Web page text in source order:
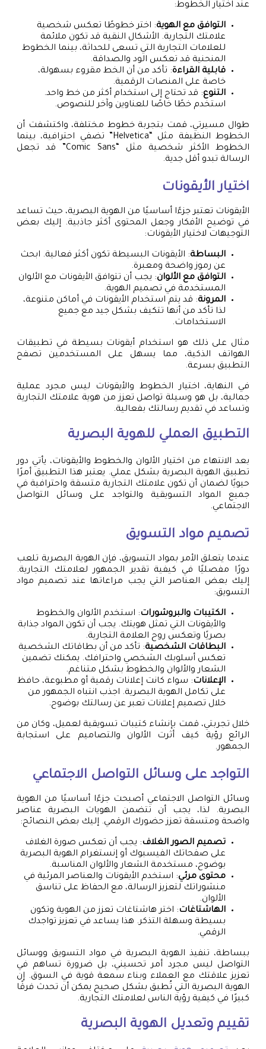
عند اختيار الخطوط:
التوافق مع الهوية: اختر خطوطًا تعكس شخصية
علامتك التجارية. الأشكال النقية قد تكون ملائمة
للعلامات التجارية التي تسعى للحداثة، بينما الخطوط
المنحنية قد تعكس الود والصداقة.
قابلية القراءة: تأكد من أن الخط مقروء بسهولة،
خاصة على المنصات الرقمية.
التنوع: قد تحتاج إلى استخدام أكثر من خط واحد.
استخدم خطًا خاصًا للعناوين وآخر للنصوص.
طوال مسيرتي، قمت بتجربة خطوط مختلفة، واكتشفت أن
الخطوط النظيفة مثل “Helvetica” تضفي احترافية، بينما
الخطوط الأكثر شخصية مثل “Comic Sans” قد تجعل
الرسالة تبدو أقل جدية.
اختيار الأيقونات
الأيقونات تعتبر جزءًا أساسيًا من الهوية البصرية، حيث تساعد
في توضيح الأفكار وجعل المحتوى أكثر جاذبية. إليك بعض
التوجيهات لاختيار الأيقونات:
البساطة: الأيقونات البسيطة تكون أكثر فعالية. ابحث
عن رموز واضحة ومعبرة.
التوافق مع الألوان: يجب أن تتوافق الأيقونات مع الألوان
المستخدمة في تصميم الهوية.
المرونة: قد يتم استخدام الأيقونات في أماكن متنوعة،
لذا تأكد من أنها تتكيف بشكل جيد مع جميع
الاستخدامات.
مثال على ذلك هو استخدام أيقونات بسيطة في تطبيقات
الهواتف الذكية، مما يسهل على المستخدمين تصفح
التطبيق بسرعة.
في النهاية، اختيار الخطوط والأيقونات ليس مجرد عملية
جمالية، بل هو وسيلة تواصل تعزز من هوية علامتك التجارية
وتساعد في تقديم رسالتك بفعالية.
التطبيق العملي للهوية البصرية
بعد الانتهاء من اختيار الألوان والخطوط والأيقونات، يأتي دور
تطبيق الهوية البصرية بشكل عملي. يعتبر هذا التطبيق أمرًا
حيويًا لضمان أن تكون علامتك التجارية متسقة واحترافية في
جميع المواد التسويقية والتواجد على وسائل التواصل
الاجتماعي.
تصميم مواد التسويق
عندما يتعلق الأمر بمواد التسويق، فإن الهوية البصرية تلعب
دورًا مفصليًا في كيفية تقدير الجمهور لعلامتك التجارية.
إليك بعض العناصر التي يجب مراعاتها عند تصميم مواد
التسويق:
الكتيبات والبروشورات: استخدم الألوان والخطوط
والأيقونات التي تمثل هويتك. يجب أن تكون المواد جذابة
بصريًا وتعكس روح العلامة التجارية.
البطاقات الشخصية: تأكد من أن بطاقاتك الشخصية
تعكس أسلوبك الشخصي واحترافك. يمكنك تضمين
الشعار والألوان والخطوط بشكل متناغم.
الإعلانات: سواء كانت إعلانات رقمية أو مطبوعة، حافظ
على تكامل الهوية البصرية. اجذب انتباه الجمهور من
خلال تصميم إعلانات تعبر عن رسالتك بوضوح.
خلال تجربتي، قمت بإنشاء كتيبات تسويقية لعميل، وكان من
الرائع رؤية كيف أثرت الألوان والتصاميم على استجابة
الجمهور.
التواجد على وسائل التواصل الاجتماعي
وسائل التواصل الاجتماعي أصبحت جزءًا أساسيًا من الهوية
البصرية. لذا، يجب أن تتضمن الهويات البصرية عناصر
واضحة ومتسقة تعزز حضورك الرقمي. إليك بعض النصائح:
تصميم الصور الغلاف: يجب أن تعكس صورة الغلاف
على صفحاتك الفيسبوك أو إنستغرام الهوية البصرية
بوضوح، مستخدمة الشعار والألوان المناسبة.
محتوى مرئي: استخدم الأيقونات والعناصر المرئية في
منشوراتك لتعزيز الرسالة، مع الحفاظ على تناسق
الألوان.
الهاشتاغات: اختر هاشتاغات تعزز من الهوية وتكون
بسيطة وسهلة التذكر. هذا يساعد في تعزيز تواجدك
الرقمي.
ببساطة، تنفيذ الهوية البصرية في مواد التسويق ووسائل
التواصل ليس مجرد أمر تحسيني، بل ضرورة تساهم في
تعزيز علاقتك مع العملاء وبناء سمعة قوية في السوق. إن
الهوية البصرية التي تُطبق بشكل صحيح يمكن أن تحدث فرقًا
كبيرًا في كيفية رؤية الناس لعلامتك التجارية.
تقييم وتعديل الهوية البصرية